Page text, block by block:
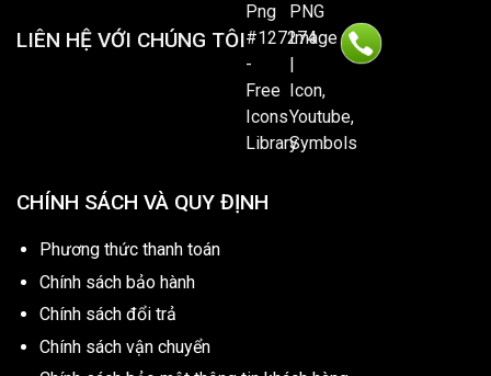
LIÊN HỆ VỚI CHÚNG TÔI
CHÍNH SÁCH VÀ QUY ĐỊNH
Phương thức thanh toán
Chính sách bảo hành
Chính sách đổi trả
Chính sách vận chuyển